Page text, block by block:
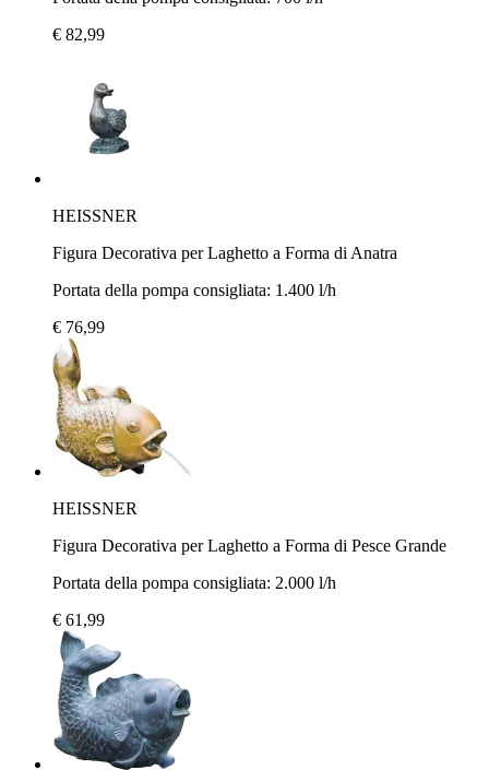
€ 82,99
HEISSNER
Figura Decorativa per Laghetto a Forma di Anatra
Portata della pompa consigliata: 1.400 l/h
€ 76,99
HEISSNER
Figura Decorativa per Laghetto a Forma di Pesce Grande
Portata della pompa consigliata: 2.000 l/h
€ 61,99